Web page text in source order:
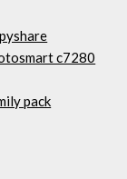
c7280
pack